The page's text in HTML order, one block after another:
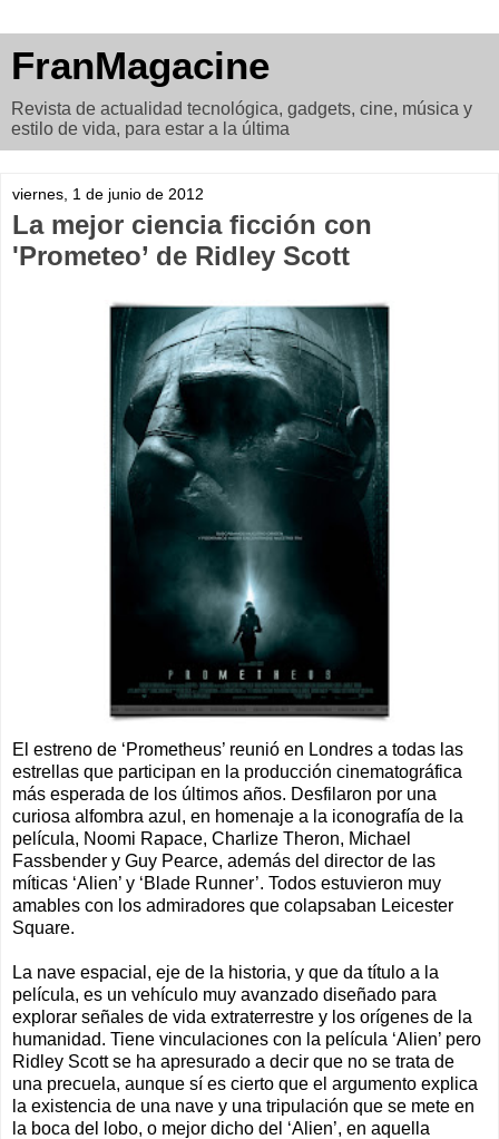
FranMagacine
Revista de actualidad tecnológica, gadgets, cine, música y
estilo de vida, para estar a la última
viernes, 1 de junio de 2012
La mejor ciencia ficción con
'Prometeo’ de Ridley Scott
El estreno de ‘Prometheus’ reunió en Londres a todas las
estrellas que participan en la producción cinematográfica
más esperada de los últimos años. Desfilaron por una
curiosa alfombra azul, en homenaje a la iconografía de la
película, Noomi Rapace, Charlize Theron, Michael
Fassbender y Guy Pearce, además del director de las
míticas ‘Alien’ y ‘Blade Runner’. Todos estuvieron muy
amables con los admiradores que colapsaban Leicester
Square.
La nave espacial, eje de la historia, y que da título a la
película, es un vehículo muy avanzado diseñado para
explorar señales de vida extraterrestre y los orígenes de la
humanidad. Tiene vinculaciones con la película ‘Alien’ pero
Ridley Scott se ha apresurado a decir que no se trata de
una precuela, aunque sí es cierto que el argumento explica
la existencia de una nave y una tripulación que se mete en
la boca del lobo, o mejor dicho del ‘Alien’, en aquella